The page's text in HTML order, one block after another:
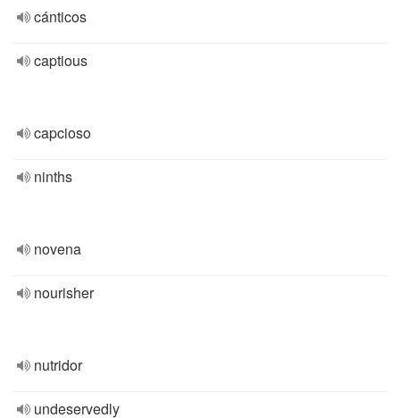
cánticos
captious
capcioso
ninths
novena
nourisher
nutridor
undeservedly